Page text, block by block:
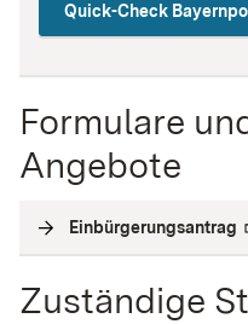
Quick-Check
Formulare
Angebote
Einbürgerungsantrag
Zuständige